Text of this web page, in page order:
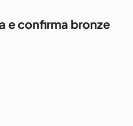
e confirma bronze